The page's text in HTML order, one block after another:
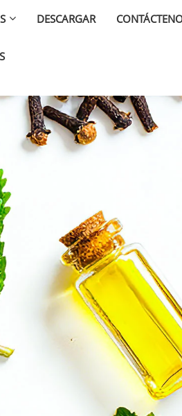
DESCARGAR